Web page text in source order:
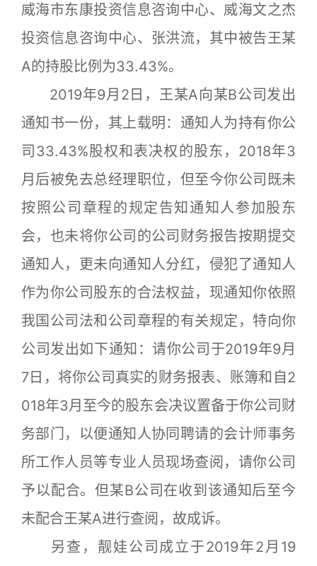
威海市东康投资信息咨询中心、威海文之杰
投资信息咨询中心、张洪流，其中被告王某
A的持股比例为33.43%。
2019年9月2日，王某A向某B公司发出
通知书一份，其上载明：通知人为持有你公
司33.43%股权和表决权的股东，2018年3
月后被免去总经理职位，但至今你公司既未
按照公司章程的规定告知通知人参加股东
会，也未将你公司的公司财务报告按期提交
通知人，更未向通知人分红，侵犯了通知人
作为你公司股东的合法权益，现通知你依照
我国公司法和公司章程的有关规定，特向你
公司发出如下通知：请你公司于2019年9月
7日，将你公司真实的财务报表、账簿和自2
018年3月至今的股东会决议置备于你公司财
务部门，以便通知人协同聘请的会计师事务
所工作人员等专业人员现场查阅，请你公司
予以配合。但某B公司在收到该通知后至今
未配合王某A进行查阅，故成诉。
另查，靓娃公司成立于2019年2月19